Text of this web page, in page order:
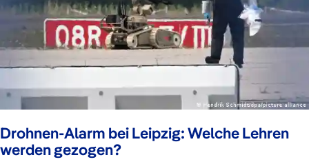
Drohnen-Alarm bei Leipzig: Welche Lehren
werden gezogen?